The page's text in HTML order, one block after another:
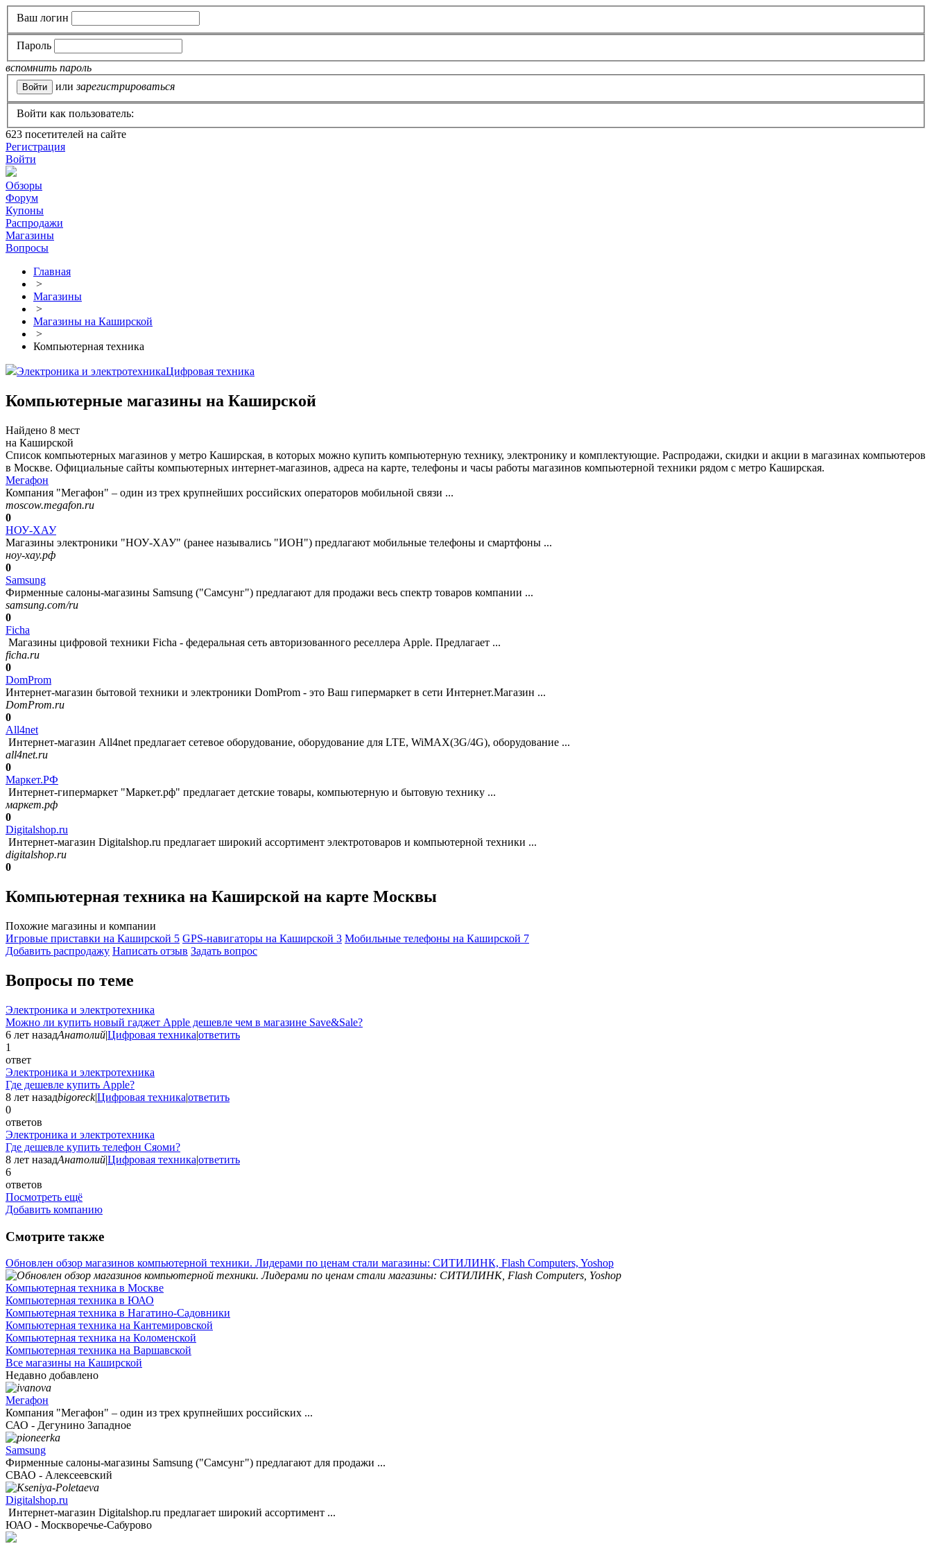
Ваш логин
Пароль
вспомнить пароль
или зарегистрироваться
Войти как пользователь:
623 посетителей на сайте
Регистрация
Войти
Обзоры
Форум
Купоны
Распродажи
Магазины
Вопросы
Главная
>
Магазины
>
Магазины на Каширской
>
Компьютерная техника
Электроника и электротехникаЦифровая техника
Компьютерные магазины на Каширской
Найдено 8 мест
на Каширской
Список компьютерных магазинов у метро Каширская, в которых можно купить компьютерную технику, электронику и комплектующие. Распродажи, скидки и акции в магазинах компьютеров
в Москве. Официальные сайты компьютерных интернет-магазинов, адреса на карте, телефоны и часы работы магазинов компьютерной техники рядом с метро Каширская.
Мегафон
Компания "Мегафон" – один из трех крупнейших российских операторов мобильной связи ...
moscow.megafon.ru
0
НОУ-ХАУ
Магазины электроники "НОУ-ХАУ" (ранее назывались "ИОН") предлагают мобильные телефоны и смартфоны ...
ноу-хау.рф
0
Samsung
Фирменные салоны-магазины Samsung ("Самсунг") предлагают для продажи весь спектр товаров компании ...
samsung.com/ru
0
Ficha
Магазины цифровой техники Ficha - федеральная сеть авторизованного реселлера Apple. Предлагает ...
ficha.ru
0
DomProm
Интернет-магазин бытовой техники и электроники DomProm - это Ваш гипермаркет в сети Интернет.Магазин ...
DomProm.ru
0
All4net
Интернет-магазин All4net предлагает сетевое оборудование, оборудование для LTE, WiMAX(3G/4G), оборудование ...
all4net.ru
0
Маркет.РФ
Интернет-гипермаркет "Маркет.рф" предлагает детские товары, компьютерную и бытовую технику ...
маркет.рф
0
Digitalshop.ru
Интернет-магазин Digitalshop.ru предлагает широкий ассортимент электротоваров и компьютерной техники ...
digitalshop.ru
0
Компьютерная техника на Каширской на карте Москвы
Похожие магазины и компании
Игровые приставки на Каширской 5 GPS-навигаторы на Каширской 3 Мобильные телефоны на Каширской 7
Добавить раcпродажу Написать отзыв Задать вопрос
Вопросы по теме
Электроника и электротехника
Можно ли купить новый гаджет Apple дешевле чем в магазине Save&Sale?
6 лет назадАнатолий|Цифровая техника|ответить
1
ответ
Электроника и электротехника
Где дешевле купить Apple?
8 лет назадbigoreck|Цифровая техника|ответить
0
ответов
Электроника и электротехника
Где дешевле купить телефон Сяоми?
8 лет назадАнатолий|Цифровая техника|ответить
6
ответов
Посмотреть ещё
Добавить компанию
Смотрите также
Обновлен обзор магазинов компьютерной техники. Лидерами по ценам стали магазины: СИТИЛИНК, Flash Computers, Yoshop
Компьютерная техника в Москве
Компьютерная техника в ЮАО
Компьютерная техника в Нагатино-Садовники
Компьютерная техника на Кантемировской
Компьютерная техника на Коломенской
Компьютерная техника на Варшавской
Все магазины на Каширской
Недавно добавлено
Мегафон
Компания "Мегафон" – один из трех крупнейших российских ...
САО - Дегунино Западное
Samsung
Фирменные салоны-магазины Samsung ("Самсунг") предлагают для продажи ...
СВАО - Алексеевский
Digitalshop.ru
Интернет-магазин Digitalshop.ru предлагает широкий ассортимент ...
ЮАО - Москворечье-Сабурово